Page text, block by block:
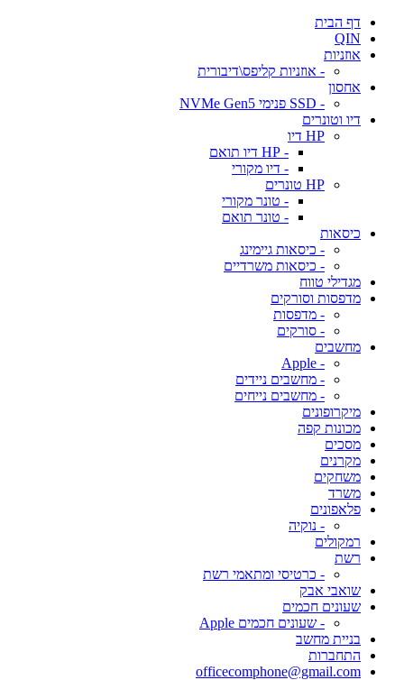
דף הבית
QIN
אוזניות
- אוזניות קליפס\דיבורית
אחסון
- SSD פנימי NVMe Gen5
דיו וטונרים
HP דיו
- HP דיו תואם
- דיו מקורי
HP טונרים
- טונר מקורי
- טונר תואם
כיסאות
- כיסאות גיימינג
- כיסאות משרדיים
מגדילי טווח
מדפסות וסורקים
- מדפסות
- סורקים
מחשבים
- Apple
- מחשבים ניידים
- מחשבים נייחים
מיקרופונים
מכונות קפה
מסכים
מקרנים
משחקים
משרד
פלאפונים
- נוקיה
רמקולים
רשת
- כרטיסי ומתאמי רשת
שואבי אבק
שעונים חכמים
- שעונים חכמים Apple
בניית מחשב
התחברות
officecomphone@gmail.com